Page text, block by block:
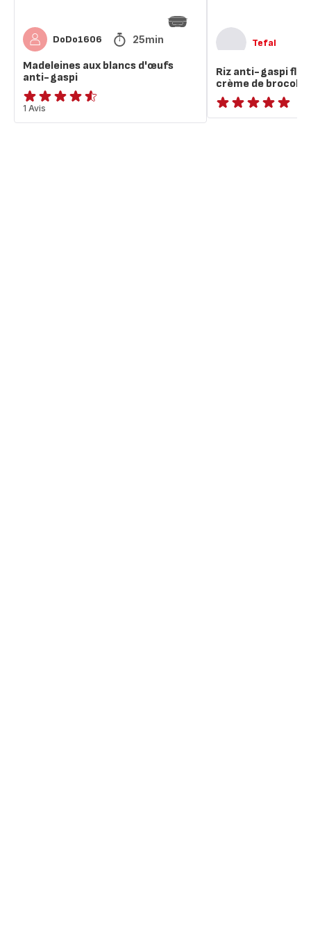
DoDo1606 25min
Madeleines aux blancs d'œufs
anti-gaspi
ratings.4.5
1 Avis
Tefal
Riz anti-gaspi
crème de brocoli
ratings.NaN